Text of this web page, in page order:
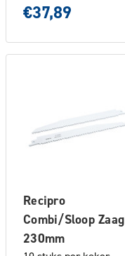
€37,89
Recipro
Combi/Sloop Zaag
230mm